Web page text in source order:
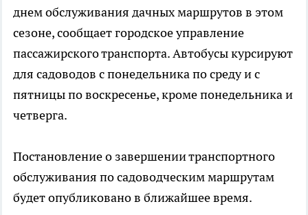
днем обслуживания дачных маршрутов в этом
сезоне, сообщает городское управление
пассажирского транспорта. Автобусы курсируют
для садоводов с понедельника по среду и с
пятницы по воскресенье, кроме понедельника и
четверга.
Постановление о завершении транспортного
обслуживания по садоводческим маршрутам
будет опубликовано в ближайшее время.